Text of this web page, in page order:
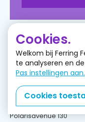
Ferring B.V.
Postbus 184
2130 AD Hoofddorp
Bezoekadres
Polarisavenue 130
Cookies.
Welkom bij Ferring
te analyseren en
Pas instellingen aan.
Cookies